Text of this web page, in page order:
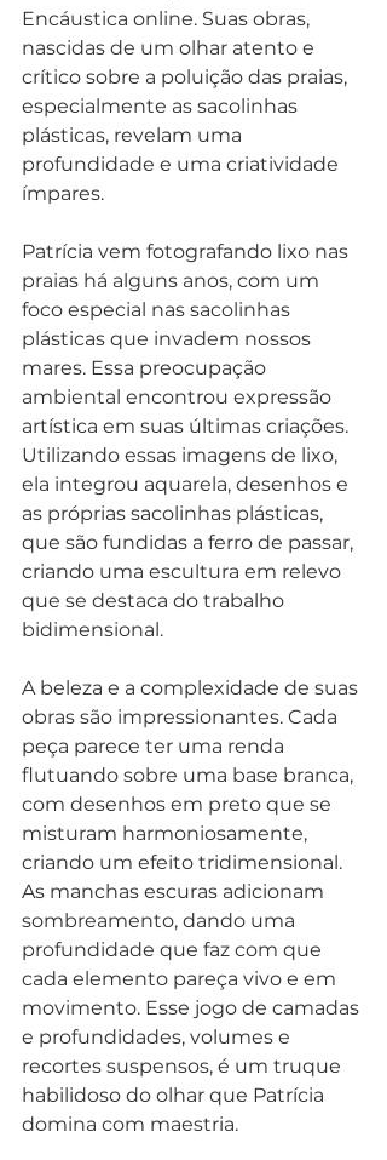
Encáustica online. Suas obras,
nascidas de um olhar atento e
crítico sobre a poluição das praias,
especialmente as sacolinhas
plásticas, revelam uma
profundidade e uma criatividade
ímpares.
Patrícia vem fotografando lixo nas
praias há alguns anos, com um
foco especial nas sacolinhas
plásticas que invadem nossos
mares. Essa preocupação
ambiental encontrou expressão
artística em suas últimas criações.
Utilizando essas imagens de lixo,
ela integrou aquarela, desenhos e
as próprias sacolinhas plásticas,
que são fundidas a ferro de passar,
criando uma escultura em relevo
que se destaca do trabalho
bidimensional.
A beleza e a complexidade de suas
obras são impressionantes. Cada
peça parece ter uma renda
flutuando sobre uma base branca,
com desenhos em preto que se
misturam harmoniosamente,
criando um efeito tridimensional.
As manchas escuras adicionam
sombreamento, dando uma
profundidade que faz com que
cada elemento pareça vivo e em
movimento. Esse jogo de camadas
e profundidades, volumes e
recortes suspensos, é um truque
habilidoso do olhar que Patrícia
domina com maestria.